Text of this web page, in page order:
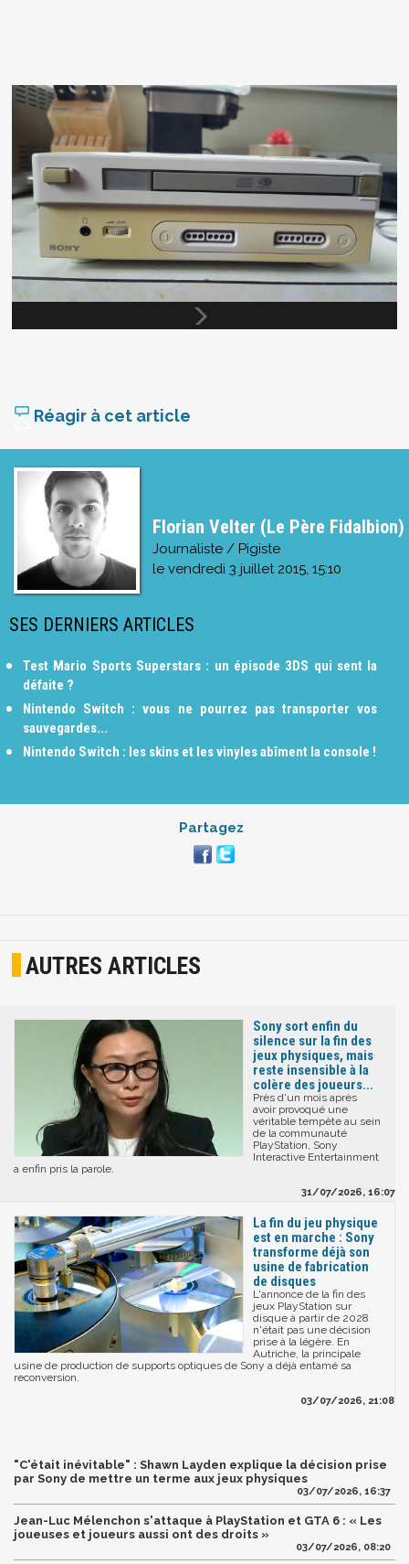
Réagir à cet article
Florian Velter (Le Père Fidalbion)
Journaliste / Pigiste
le vendredi 3 juillet 2015, 15:10
SES DERNIERS ARTICLES
Test Mario Sports Superstars : un épisode 3DS qui sent la
défaite ?
Nintendo Switch : vous ne pourrez pas transporter vos
sauvegardes...
Nintendo Switch : les skins et les vinyles abîment la console !
Partagez
AUTRES ARTICLES
Sony sort enfin du
silence sur la fin des
jeux physiques, mais
reste insensible à la
colère des joueurs...
Près d'un mois après
avoir provoqué une
véritable tempête au sein
de la communauté
PlayStation, Sony
Interactive Entertainment
a enfin pris la parole.
31/07/2026, 16:07
La fin du jeu physique
est en marche : Sony
transforme déjà son
usine de fabrication
de disques
L'annonce de la fin des
jeux PlayStation sur
disque à partir de 2028
n'était pas une décision
prise à la légère. En
Autriche, la principale
usine de production de supports optiques de Sony a déjà entamé sa
reconversion.
03/07/2026, 21:08
"C'était inévitable" : Shawn Layden explique la décision prise
par Sony de mettre un terme aux jeux physiques
03/07/2026, 16:37
Jean-Luc Mélenchon s'attaque à PlayStation et GTA 6 : « Les
joueuses et joueurs aussi ont des droits »
03/07/2026, 08:20